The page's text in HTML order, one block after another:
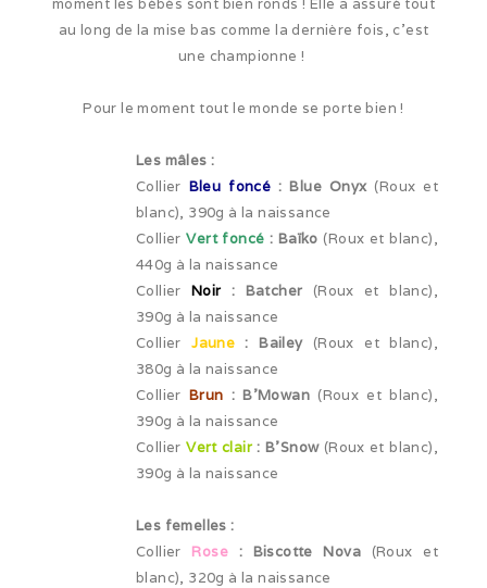
Mon histoire
Nos activités canines
Photos de famille
Journée Tolling (08/26)
Balade en famille (05/26)
Cruft (03/26)
Après-midi à la neige (02/26)
Expo Münsingen (01/26)
Expo Olten (12/25)
Retrouvailles AS (10/25)
Rencontre Nova (09/25)
Shaée et Loupa (03/25)
Vacances en Bretagne (07/24)
moment les bébés sont bien ronds ! Elle a assuré tout
au long de la mise bas comme la dernière fois, c’est
une championne !
Pour le moment tout le monde se porte bien !
Les mâles :
Collier Bleu foncé : Blue Onyx (Roux et
blanc), 390g à la naissance
CollierVert foncé : Baïko (Roux et blanc),
440g à la naissance
CollierNoir : Batcher (Roux et blanc),
390g à la naissance
CollierJaune: Bailey (Roux et blanc),
380g à la naissance
Collier Brun : B’Mowan (Roux et blanc),
390g à la naissance
CollierVert clair : B’Snow (Roux et blanc),
390g à la naissance
Les femelles :
Collier Rose : Biscotte Nova (Roux et
blanc), 320g à la naissance